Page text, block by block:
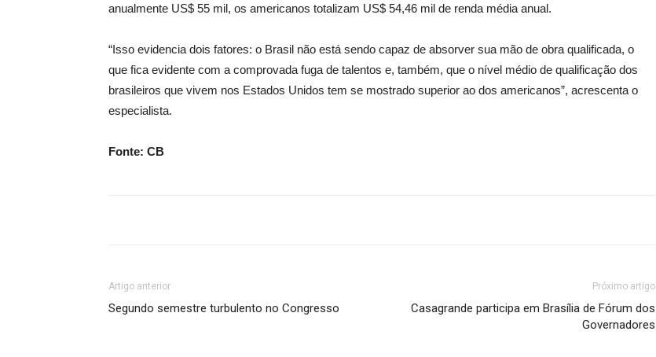
anualmente US$ 55 mil, os americanos totalizam US$ 54,46 mil de renda média anual.
“Isso evidencia dois fatores: o Brasil não está sendo capaz de absorver sua mão de obra qualificada, o
que fica evidente com a comprovada fuga de talentos e, também, que o nível médio de qualificação dos
brasileiros que vivem nos Estados Unidos tem se mostrado superior ao dos americanos”, acrescenta o
especialista.
Fonte: CB
Artigo anterior
Segundo semestre turbulento no Congresso
Próximo artigo
Casagrande participa em Brasília de Fórum dos
Governadores